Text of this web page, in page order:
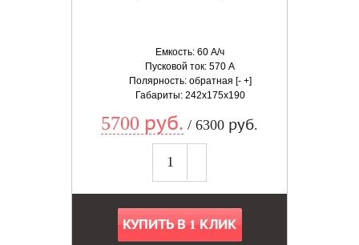
Емкость: 60 А/ч
Пусковой ток: 570 А
Полярность: обратная [- +]
Габариты: 242x175x190
5700 руб. / 6300 руб.
КУПИТЬ В 1 КЛИК